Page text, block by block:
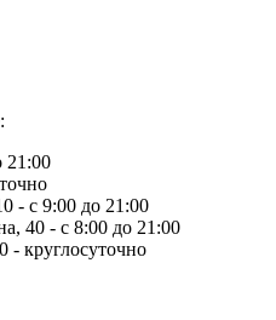
21:00
- с 9:00 до 21:00
40 - с 8:00 до 21:00
- круглосуточно